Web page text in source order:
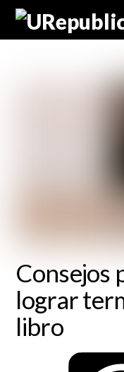
Skip
Consejos
lograr
libro